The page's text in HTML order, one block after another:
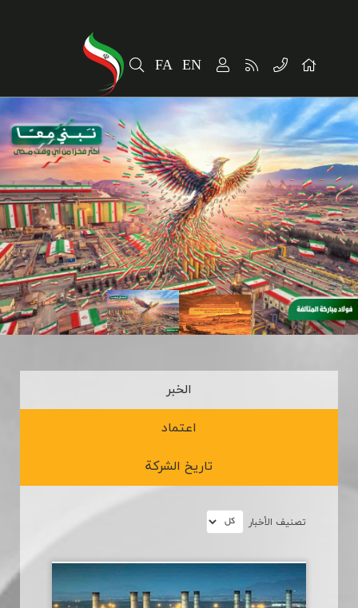
EN
FA
ارتباطات و توسعه برند سازمانی
سهامداران
الخبر
معلومات المنتج
الخبر
اعتماد
تاريخ الشركة
تصنیف الأخبار